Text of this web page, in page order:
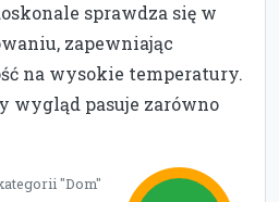
sprawdza się w
zapewniając
na wysokie temperatury.
pasuje zarówno
"Dom"